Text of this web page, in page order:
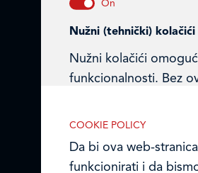
Ledo u inozemstvu
Obavijest o Privatnosti i Kolačići
Privacy notice and Cookies
COOKIE POLICY
Da bi ova web-
funkcionirati i da
Nužni (tehnički) kolačići
Nužni kolačići
funkcionalnosti. Bez
a isključiti ih možete
postavki u svome